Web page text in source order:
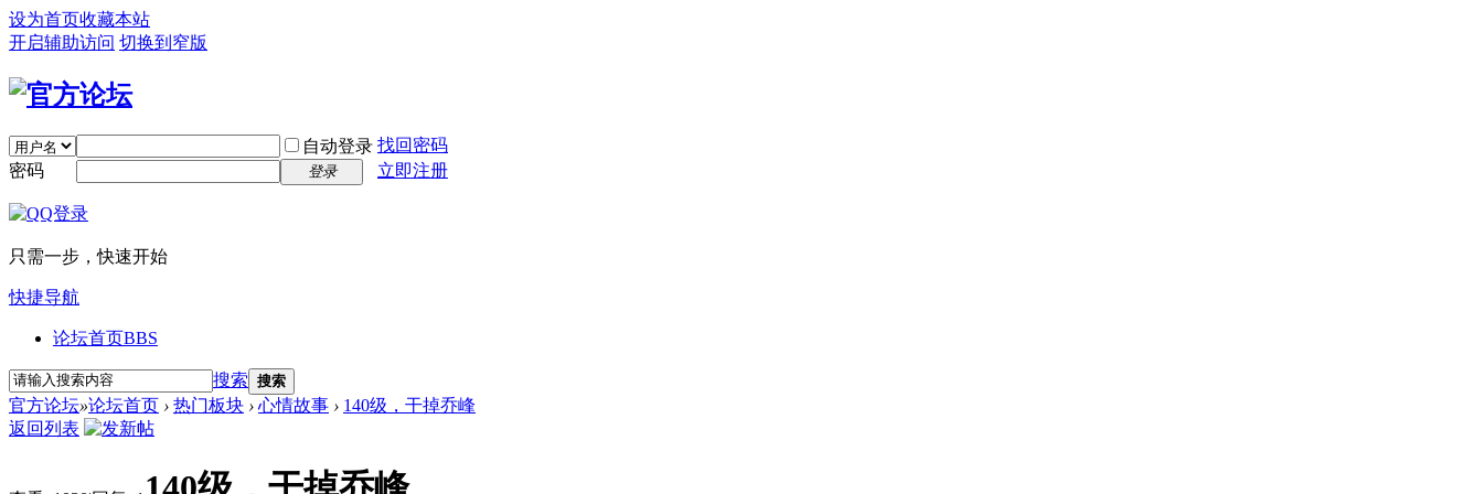
设为首页收藏本站
开启辅助访问 切换到窄版
自动登录 找回密码
密码
登录 立即注册
只需一步，快速开始
快捷导航
论坛首页BBS
搜索 搜索
官方论坛»论坛首页 › 热门板块 › 心情故事 › 140级，干掉乔峰
返回列表